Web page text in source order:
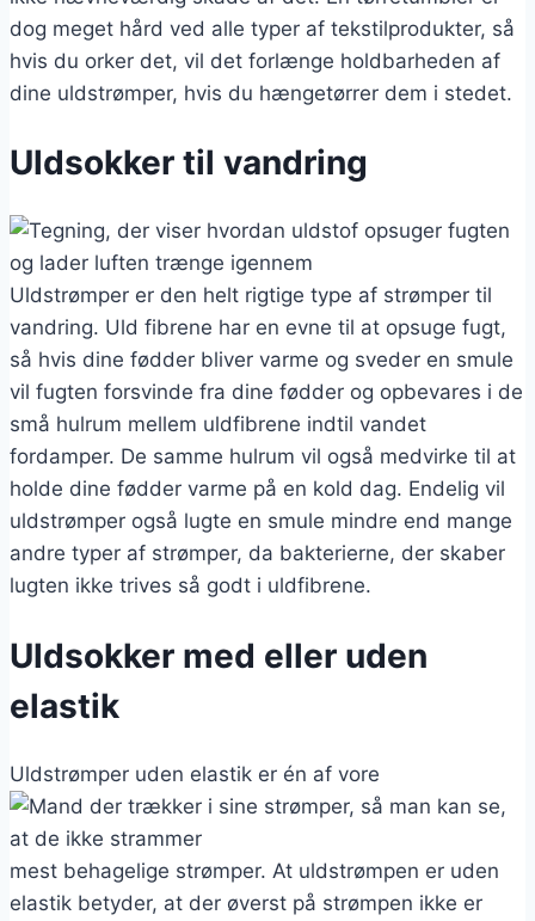
dog meget hård ved alle typer af tekstilprodukter, så
hvis du orker det, vil det forlænge holdbarheden af
dine uldstrømper, hvis du hængetørrer dem i stedet.
Uldsokker til vandring
Uldstrømper er den helt rigtige type af strømper til
vandring. Uld fibrene har en evne til at opsuge fugt,
så hvis dine fødder bliver varme og sveder en smule
vil fugten forsvinde fra dine fødder og opbevares i de
små hulrum mellem uldfibrene indtil vandet
fordamper. De samme hulrum vil også medvirke til at
holde dine fødder varme på en kold dag. Endelig vil
uldstrømper også lugte en smule mindre end mange
andre typer af strømper, da bakterierne, der skaber
lugten ikke trives så godt i uldfibrene.
Uldsokker med eller uden
elastik
Uldstrømper uden elastik er én af vore
mest behagelige strømper. At uldstrømpen er uden
elastik betyder, at der øverst på strømpen ikke er